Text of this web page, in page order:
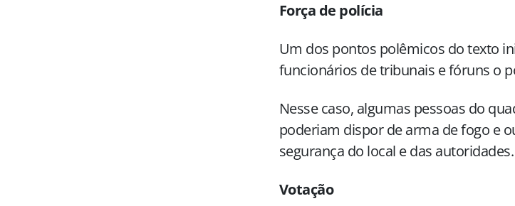
Força de polícia
Um dos pontos polêmicos do texto
funcionários de tribunais e fóruns o
Nesse caso, algumas pessoas do
poderiam dispor de arma de fogo e
segurança do local e das autoridades.
Votação